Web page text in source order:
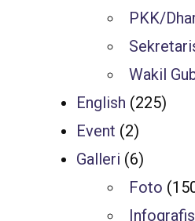
PKK/
Wakil
English (225)
Event (2)
Galleri (6)
Foto
Infografis